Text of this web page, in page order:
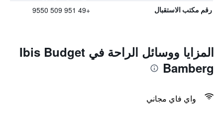
رقم مكتب الاستقبال +49 951 509 9550
المزايا ووسائل الراحة في Ibis Budget
Bamberg
واي فاي مجاني